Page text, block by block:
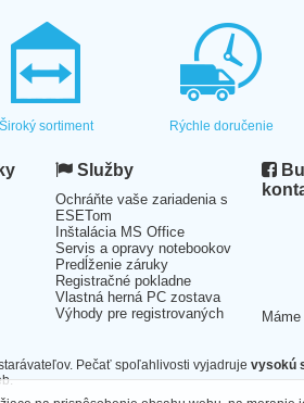
Široký sortiment Rýchle doručenie
Služby
Ochráňte vaše zariadenia s
ESETom
Inštalácia MS Office
Servis a opravy notebookov
Predĺženie záruky
Registračné pokladne
Vlastná herná PC zostava
Výhody pre registrovaných
Máme
Pečať spoľahlivosti vyjadruje vysokú